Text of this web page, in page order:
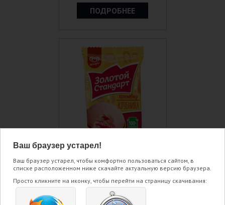
ПОДРОБНЕЕ
Пломбир в вафельном
стаканчике Клубника 85
гр
Ваш браузер устарел!
Ваш браузер устарел, чтобы комфортно пользоваться сайтом, в
списке расположенном ниже скачайте актуальную версию браузера.
Просто кликните на иконку, чтобы перейти на страницу скачивания: